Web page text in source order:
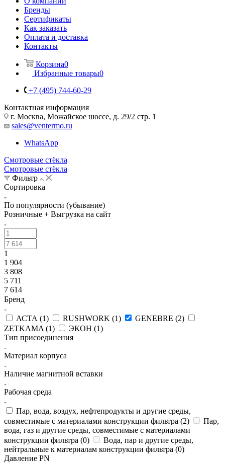
Бренды
Сертификаты
Как заказать
Оплата и доставка
Контакты
Корзина0
Избранные товары0
+7 (495) 744-60-29
Контактная информация
г. Москва, Можайское шоссе, д. 29/2 стр. 1
sales@ventermo.ru
WhatsApp
Смотровые стёкла
Смотровые стёкла
Фильтр
Сортировка
По популярности (убывание)
Розничные + Выгрузка на сайт
1
1 904
3 808
5 711
7 614
Бренд
АСТА (1) RUSHWORK (1) GENEBRE (2)
ZETKAMA (1) ЭКОН (1)
Тип присоединения
Материал корпуса
Наличие магнитной вставки
Рабочая среда
Пар, вода, воздух, нефтепродукты и другие среды,
совместимые с материалами конструкции фильтра (2)
Пар,
вода, газ и другие среды, совместимые с материалами
конструкции фильтра (0)
Вода, пар и другие среды,
нейтральные к материалам конструкции фильтра (0)
Давление PN